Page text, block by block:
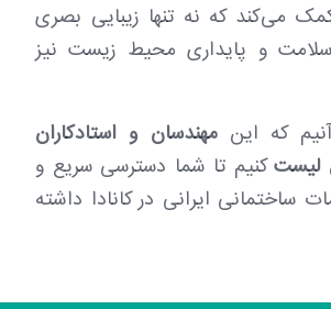
می‌کند که نه تنها زیبایی بصری
سلامت و پایداری محیط زیست نیز
که اینمهندسان و استادکاران
لیستکنیم تا شما دسترسی سریع و
ساختمانی ایرانی در کانادا داشته